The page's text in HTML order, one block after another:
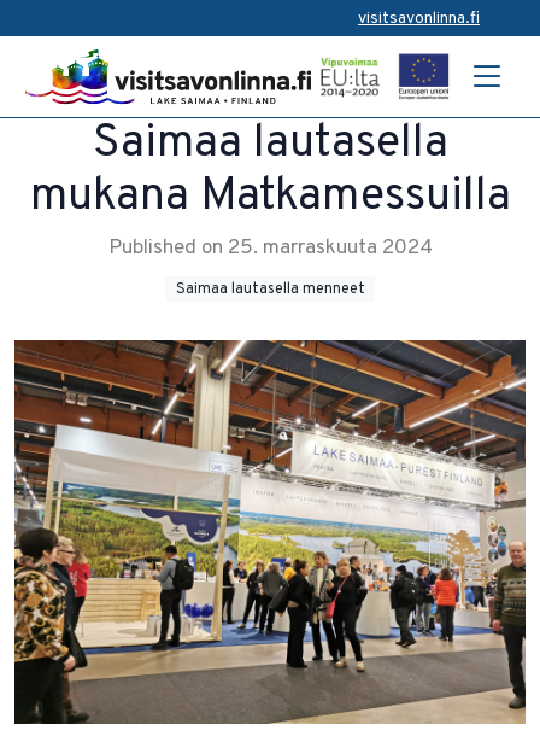
visitsavonlinna.fi
Saimaa lautasella
mukana Matkamessuilla
Published on 25. marraskuuta 2024
Saimaa lautasella menneet